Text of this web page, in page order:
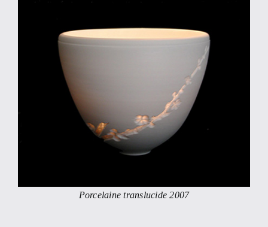
Porcelaine translucide 2007